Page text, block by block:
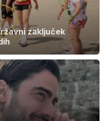
zaključek